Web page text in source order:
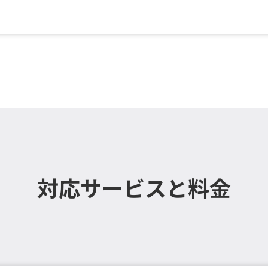
対応サービスと料金